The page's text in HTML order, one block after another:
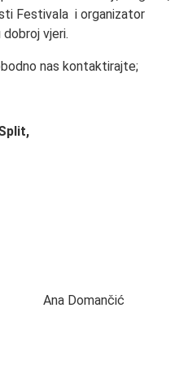
Festivala i organizator
vjeri.
nas kontaktirajte;
Domančić